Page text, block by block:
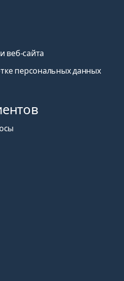
веб-сайта
персональных данных